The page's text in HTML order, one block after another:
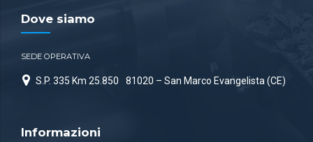
Dove siamo
SEDE OPERATIVA
S.P. 335 Km 25.850 81020 – San Marco Evangelista (CE)
Informazioni